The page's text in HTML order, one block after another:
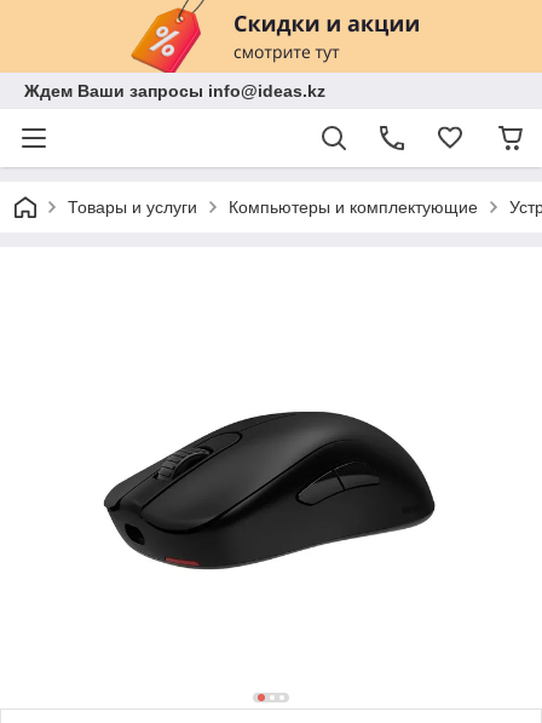
Ждем Ваши запросы info@ideas.kz
Товары и услуги Компьютеры и комплектующие